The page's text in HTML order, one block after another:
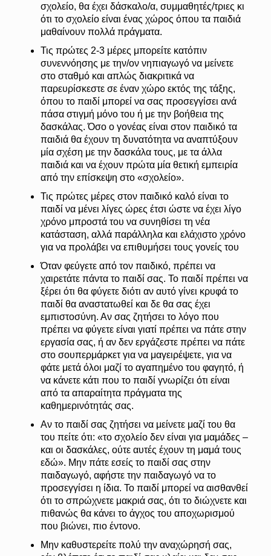
σχολείο, θα έχει δάσκαλο/α, συμμαθητές/τριες κι
ότι το σχολείο είναι ένας χώρος όπου τα παιδιά
μαθαίνουν πολλά πράγματα.
Τις πρώτες 2-3 μέρες μπορείτε κατόπιν
συνεννόησης με την/ον νηπιαγωγό να μείνετε
στο σταθμό και απλώς διακριτικά να
παρευρίσκεστε σε έναν χώρο εκτός της τάξης,
όπου το παιδί μπορεί να σας προσεγγίσει ανά
πάσα στιγμή μόνο του ή με την βοήθεια της
δασκάλας. Όσο ο γονέας είναι στον παιδικό τα
παιδιά θα έχουν τη δυνατότητα να αναπτύξουν
μία σχέση με την δασκάλα τους, με τα άλλα
παιδιά και να έχουν πρώτα μία θετική εμπειρία
από την επίσκεψη στο «σχολείο».
Τις πρώτες μέρες στον παιδικό καλό είναι το
παιδί να μένει λίγες ώρες έτσι ώστε να έχει λίγο
χρόνο μπροστά του να συνηθίσει τη νέα
κατάσταση, αλλά παράλληλα και ελάχιστο χρόνο
για να προλάβει να επιθυμήσει τους γονείς του
Όταν φεύγετε από τον παιδικό, πρέπει να
χαιρετάτε πάντα το παιδί σας. Το παιδί πρέπει να
ξέρει ότι θα φύγετε διότι αν αυτό γίνει κρυφά το
παιδί θα αναστατωθεί και δε θα σας έχει
εμπιστοσύνη. Αν σας ζητήσει το λόγο που
πρέπει να φύγετε είναι γιατί πρέπει να πάτε στην
εργασία σας, ή αν δεν εργάζεστε πρέπει να πάτε
στο σουπερμάρκετ για να μαγειρέψετε, για να
φάτε μετά όλοι μαζί το αγαπημένο του φαγητό, ή
να κάνετε κάτι που το παιδί γνωρίζει ότι είναι
από τα απαραίτητα πράγματα της
καθημερινότητάς σας.
Αν το παιδί σας ζητήσει να μείνετε μαζί του θα
του πείτε ότι: «το σχολείο δεν είναι για μαμάδες –
και οι δασκάλες, ούτε αυτές έχουν τη μαμά τους
εδώ». Μην πάτε εσείς το παιδί σας στην
παιδαγωγό, αφήστε την παιδαγωγό να το
προσεγγίσει η ίδια. Το παιδί μπορεί να αισθανθεί
ότι το σπρώχνετε μακριά σας, ότι το διώχνετε και
πιθανώς θα κάνει το άγχος του αποχωρισμού
που βιώνει, πιο έντονο.
Μην καθυστερείτε πολύ την αναχώρησή σας,